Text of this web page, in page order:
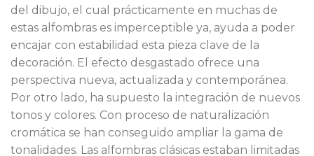
del dibujo, el cual prácticamente en muchas de
estas alfombras es imperceptible ya, ayuda a poder
encajar con estabilidad esta pieza clave de la
decoración. El efecto desgastado ofrece una
perspectiva nueva, actualizada y contemporánea.
Por otro lado, ha supuesto la integración de nuevos
tonos y colores. Con proceso de naturalización
cromática se han conseguido ampliar la gama de
tonalidades. Las alfombras clásicas estaban limitadas